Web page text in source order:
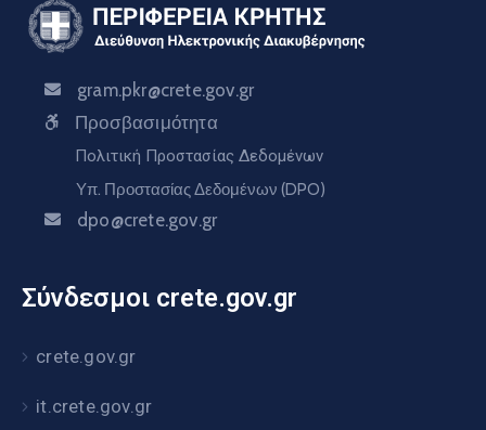
gram.pkr@crete.gov.gr
Προσβασιμότητα
Πολιτική Προστασίας Δεδομένων
Υπ. Προστασίας Δεδομένων (DPO)
dpo@crete.gov.gr
Σύνδεσμοι crete.gov.gr
crete.gov.gr
it.crete.gov.gr